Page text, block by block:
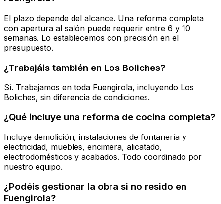
El plazo depende del alcance. Una reforma completa
con apertura al salón puede requerir entre 6 y 10
semanas. Lo establecemos con precisión en el
presupuesto.
¿Trabajáis también en Los Boliches?
Sí. Trabajamos en toda Fuengirola, incluyendo Los
Boliches, sin diferencia de condiciones.
¿Qué incluye una reforma de cocina completa?
Incluye demolición, instalaciones de fontanería y
electricidad, muebles, encimera, alicatado,
electrodomésticos y acabados. Todo coordinado por
nuestro equipo.
¿Podéis gestionar la obra si no resido en
Fuengirola?